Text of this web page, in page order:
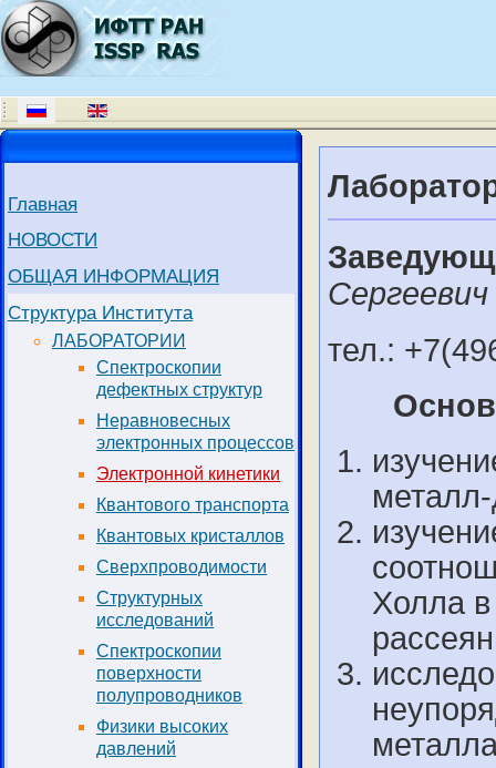
Главная
НОВОСТИ
ОБЩАЯ ИНФОРМАЦИЯ
Структура Института
ЛАБОРАТОРИИ
Спектроскопии
дефектных структур
Неравновесных
электронных процессов
Электронной кинетики
Квантового транспорта
Квантовых кристаллов
Сверхпроводимости
Структурных
исследований
Спектроскопии
поверхности
полупроводников
Физики высоких
давлений
Сергеевич
тел.:
Холла